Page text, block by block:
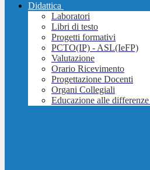
Didattica
Laboratori
Libri di testo
Progetti formativi
PCTO(IP) - ASL(IeFP)
Valutazione
Orario Ricevimento
Progettazione Docenti
Organi Collegiali
Educazione alle